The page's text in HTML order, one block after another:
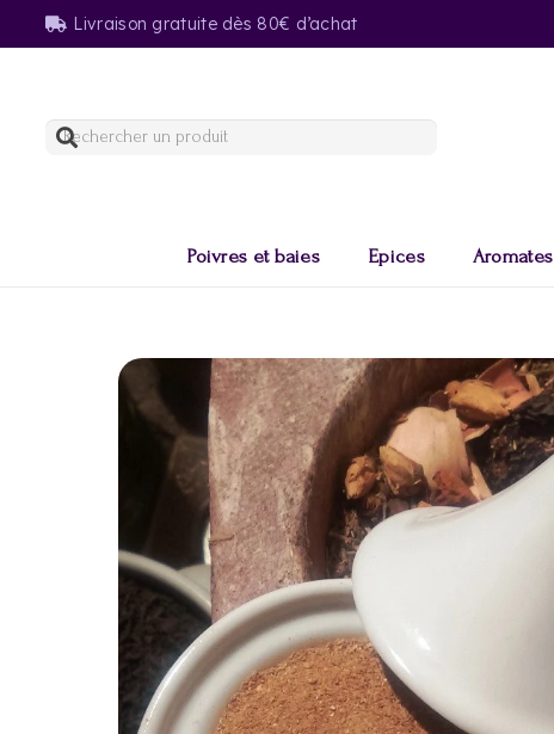
Livraison gratuite dès 80€ d’achat
Poivres et baies Epices Aromates